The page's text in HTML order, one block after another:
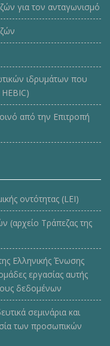
για τον ανταγωνισμό
ιδρυμάτων που
από την Επιτροπή
οντότητας (LEI)
(αρχείο Τράπεζας της
Ελληνικής Ένωσης
εργασίας αυτής
δεδομένων
σεμινάρια και
των προσωπικών